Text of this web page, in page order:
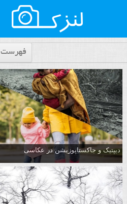
فهرست
دیپتیک و جاکستا‌پوزیشن در عکاسی